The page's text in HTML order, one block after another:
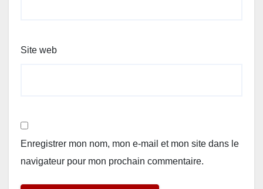
Site web
Enregistrer mon nom, mon e-mail et mon site dans le
navigateur pour mon prochain commentaire.